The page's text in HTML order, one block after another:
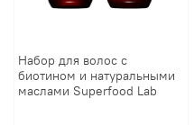
Набор для волос с
биотином и натуральными
маслами Superfood Lab